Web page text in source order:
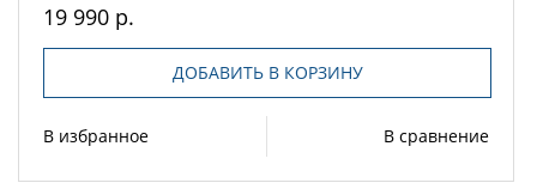
19 990 р.
ДОБАВИТЬ В КОРЗИНУ
В избранное В сравнение